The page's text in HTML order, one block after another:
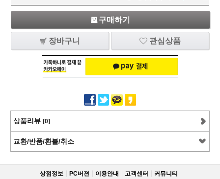
구매하기
장바구니 관심상품
상품리뷰 [0]
교환/반품/환불/취소
상점정보 PC버젼 이용안내 고객센터 커뮤니티